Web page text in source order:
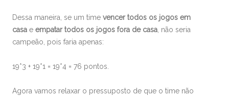
Dessa maneira, se um time vencer todos os jogos em
casa e empatar todos os jogos fora de casa , não seria
campeão, pois faria apenas:
19*3 + 19*1 = 19*4 = 76 pontos.
Agora vamos relaxar o pressuposto de que o time não